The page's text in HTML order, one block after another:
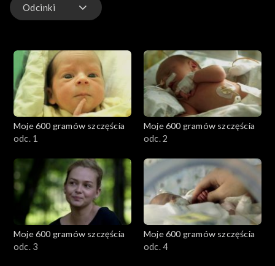
Odcinki
Moje 600 gramów szczęścia
odc. 1
Moje 600 gramów szczęścia
odc. 2
Moje 600 gramów szczęścia
odc. 3
Moje 600 gramów szczęścia
odc. 4